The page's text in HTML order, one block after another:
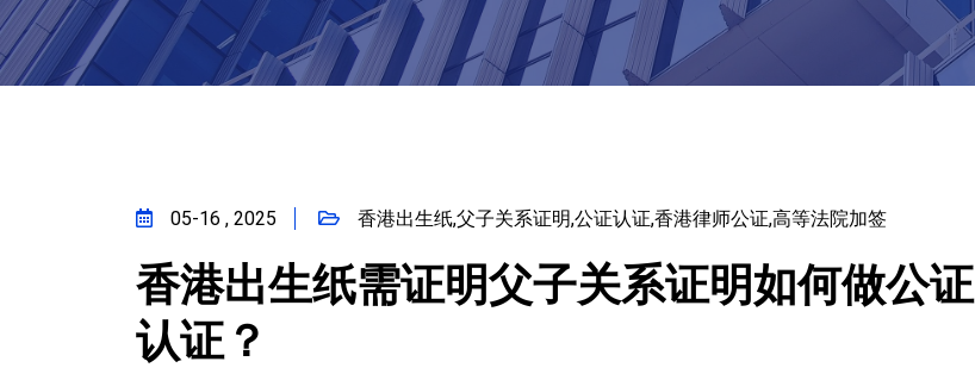
05-16 , 2025 香港出生纸,父子关系证明,公证认证,香港律师公证,高等法院加签
香港出生纸需证明父子关系证明如何做公证
认证？